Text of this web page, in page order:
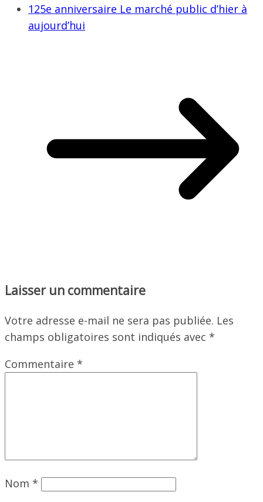
125e anniversaire Le marché public d’hier à
aujourd’hui
Laisser un commentaire
Votre adresse e-mail ne sera pas publiée. Les
champs obligatoires sont indiqués avec *
Commentaire *
Nom *